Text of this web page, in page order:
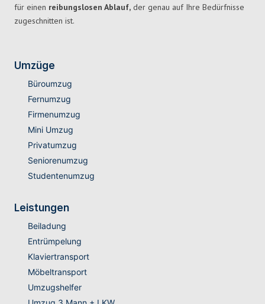
für einen reibungslosen Ablauf, der genau auf Ihre Bedürfnisse
zugeschnitten ist.
Umzüge
Büroumzug
Fernumzug
Firmenumzug
Mini Umzug
Privatumzug
Seniorenumzug
Studentenumzug
Leistungen
Beiladung
Entrümpelung
Klaviertransport
Möbeltransport
Umzugshelfer